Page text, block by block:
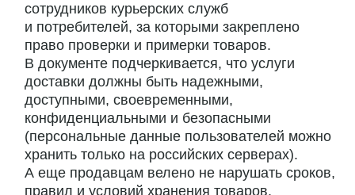
сотрудников курьерских служб
и потребителей, за которыми закреплено
право проверки и примерки товаров.
В документе подчеркивается, что услуги
доставки должны быть надежными,
доступными, своевременными,
конфиденциальными и безопасными
(персональные данные пользователей можно
хранить только на российских серверах).
А еще продавцам велено не нарушать сроков,
правил и условий хранения товаров,